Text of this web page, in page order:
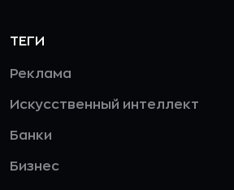
ТЕГИ
Реклама
Искусственный интеллект
Банки
Бизнес